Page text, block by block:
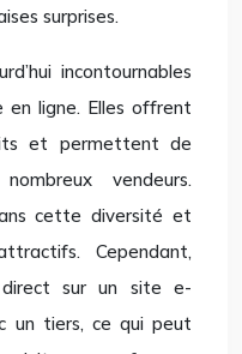
surprises.
incontournables
en ligne. Elles offrent
et permettent de
vendeurs.
cette diversité et
Cependant,
sur un site e-
un tiers, ce qui peut